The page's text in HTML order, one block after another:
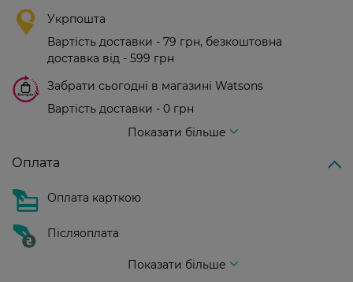
Укрпошта
Вартість доставки - 79 грн, безкоштовна
доставка від - 599 грн
Забрати сьогодні в магазині Watsons
Вартість доставки - 0 грн
Показати більше
Оплата
Оплата карткою
Післяоплата
Показати більше